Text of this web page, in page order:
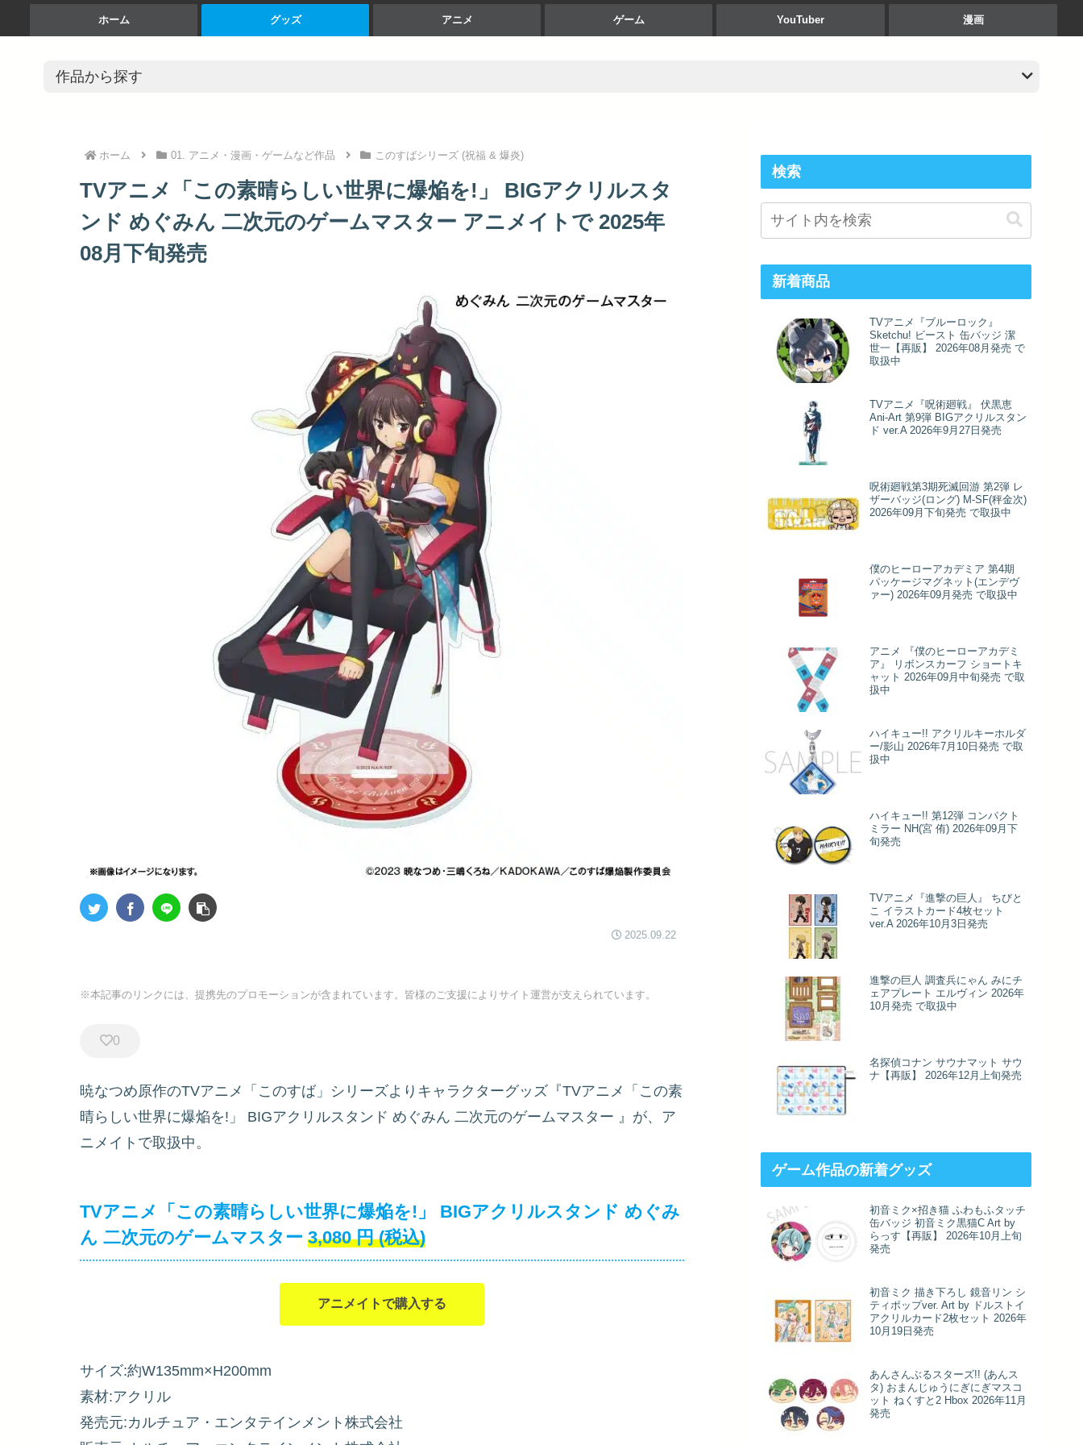
ホーム グッズ アニメ ゲーム YouTuber 漫画
ホーム 01. アニメ・漫画・ゲームなど作品 このすばシリーズ (祝福 & 爆炎)
TVアニメ「この素晴らしい世界に爆焔を!」 BIGアクリルスタ
ンド めぐみん 二次元のゲームマスター アニメイトで 2025年
08月下旬発売
2025.09.22
※本記事のリンクには、提携先のプロモーションが含まれています。皆様のご支援によりサイト運営が支えられています。
0
暁なつめ原作のTVアニメ「このすば」シリーズよりキャラクターグッズ『TVアニメ「この素
晴らしい世界に爆焔を!」 BIGアクリルスタンド めぐみん 二次元のゲームマスター 』が、ア
ニメイトで取扱中。
TVアニメ「この素晴らしい世界に爆焔を!」 BIGアクリルスタンド めぐみ
ん 二次元のゲームマスター 3,080円(税込)
アニメイトで購入する
サイズ:約W135mm×H200mm
素材:アクリル
発売元:カルチュア・エンタテインメント株式会社
検索
新着商品
TVアニメ『ブルーロック』
Sketchu! ビースト 缶バッジ 潔
世一【再販】 2026年08月発売 で
取扱中
TVアニメ『呪術廻戦』 伏黒恵
Ani-Art 第9弾 BIGアクリルスタン
ド ver.A 2026年9月27日発売
呪術廻戦第3期死滅回游 第2弾 レ
ザーバッジ(ロング) M-SF(秤金次)
2026年09月下旬発売 で取扱中
僕のヒーローアカデミア 第4期
パッケージマグネット(エンデヴ
ァー) 2026年09月発売 で取扱中
アニメ 『僕のヒーローアカデミ
ア』 リボンスカーフ ショートキ
ャット 2026年09月中旬発売 で取
扱中
ハイキュー!! アクリルキーホルダ
ー/影山 2026年7月10日発売 で取
扱中
ハイキュー!! 第12弾 コンパクト
ミラー NH(宮 侑) 2026年09月下
旬発売
TVアニメ『進撃の巨人』 ちびと
こ イラストカード4枚セット
ver.A 2026年10月3日発売
進撃の巨人 調査兵にゃん みにチ
ェアプレート エルヴィン 2026年
10月発売 で取扱中
名探偵コナン サウナマット サウ
ナ【再販】 2026年12月上旬発売
ゲーム作品の新着グッズ
初音ミク×招き猫 ふわもふタッチ
缶バッジ 初音ミク黒猫C Art by
らっす【再販】 2026年10月上旬
発売
初音ミク 描き下ろし 鏡音リン シ
ティポップver. Art by ドルストイ
アクリルカード2枚セット 2026年
10月19日発売
あんさんぶるスターズ!! (あんス
タ) おまんじゅうにぎにぎマスコ
ット ねくすと2 Hbox 2026年11月
発売